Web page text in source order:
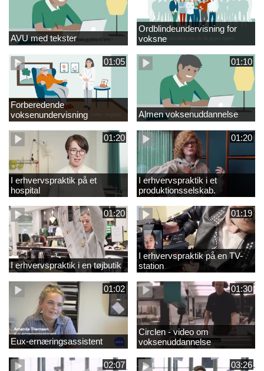
AVU med tekster
Ordblindeundervisning for
voksne
01:05
Forberedende
voksenundervisning
01:10
Almen voksenuddannelse
01:20
I erhvervspraktik på et
hospital
01:20
I erhvervspraktik i et
produktionsselskab.
01:20
I erhvervspraktik i en tøjbutik
01:19
I erhvervspraktik på en TV-
station
01:02
Eux-ernæringsassistent
01:30
Circlen - video om
voksenuddannelse
02:07 03:26